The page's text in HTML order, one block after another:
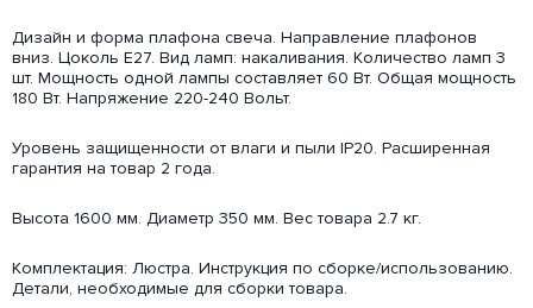
Дизайн и форма плафона свеча. Направление плафонов
вниз. Цоколь E27. Вид ламп: накаливания. Количество ламп 3
шт. Мощность одной лампы составляет 60 Вт. Общая мощность
180 Вт. Напряжение 220-240 Вольт.
Уровень защищенности от влаги и пыли IP20. Расширенная
гарантия на товар 2 года.
Высота 1600 мм. Диаметр 350 мм. Вес товара 2.7 кг.
Комплектация: Люстра. Инструкция по сборке/использованию.
Детали, необходимые для сборки товара.